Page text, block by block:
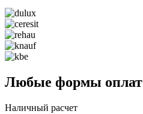
Любые формы оплат
Наличный расчет